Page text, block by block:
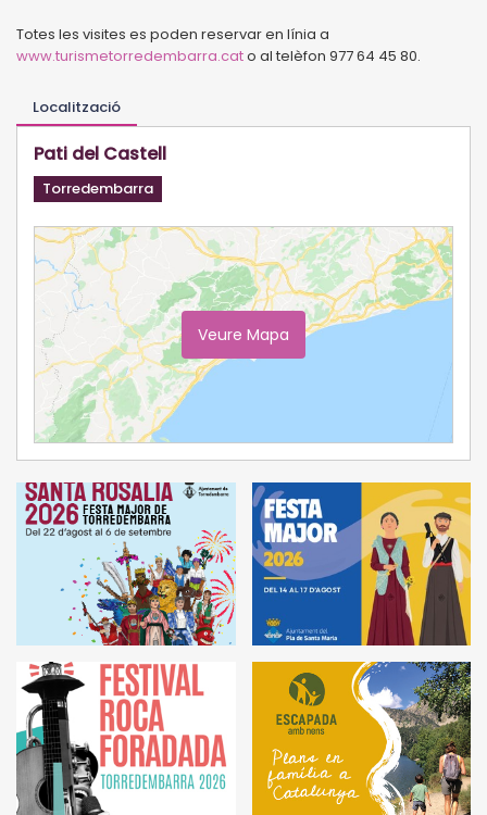
Totes les visites es poden reservar en línia a
www.turismetorredembarra.cato al telèfon 977 64 45 80.
Localització
Pati del Castell
Torredembarra
Veure Mapa